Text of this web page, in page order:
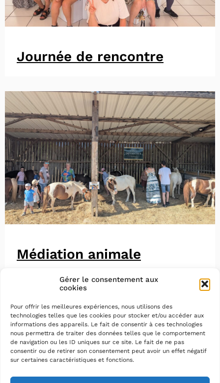
Gérer le consentement aux
cookies
Pour offrir les meilleures expériences, nous utilisons des
technologies telles que les cookies pour stocker et/ou accéder aux
informations des appareils. Le fait de consentir à ces technologies
nous permettra de traiter des données telles que le comportement
de navigation ou les ID uniques sur ce site. Le fait de ne pas
consentir ou de retirer son consentement peut avoir un effet négatif
sur certaines caractéristiques et fonctions.
Journée de rencontre
Médiation animale